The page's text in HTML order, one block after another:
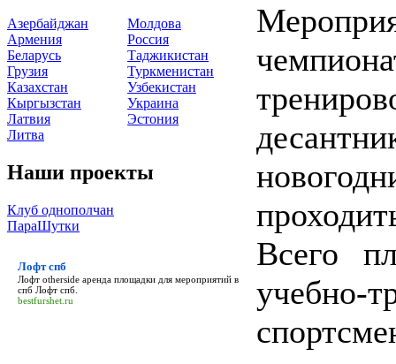
Азербайджан
Армения
Беларусь
Грузия
Казахстан
Кыргызстан
Латвия
Литва
Молдова
Россия
Таджикистан
Туркменистан
Узбекистан
Украина
Эстония
Наши проекты
Клуб однополчан
ПараШутки
Лофт спб
Лофт otherside аренда площадки для мероприятий в
спб Лофт спб.
bestfurshet.ru
Всего